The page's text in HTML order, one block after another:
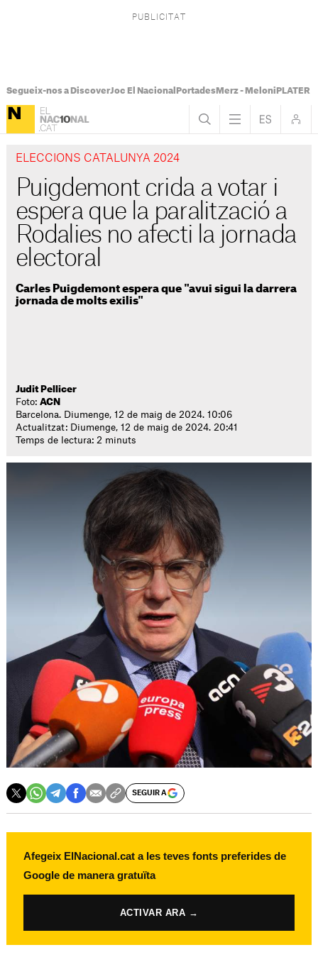
Segueix-nos a DiscoverJoc El Nacional PortadesMerz - Meloni PLATER
ELECCIONS CATALUNYA 2024
Puigdemont crida a votar i
espera que la paralització a
Rodalies no afecti la jornada
electoral
Carles Puigdemont espera que "avui sigui la darrera
jornada de molts exilis"
Judit Pellicer
Foto:ACN
Barcelona. Diumenge, 12 de maig de 2024. 10:06
Actualitzat: Diumenge, 12 de maig de 2024. 20:41
Temps de lectura: 2 minuts
SEGUIR A
Afegeix ElNacional.cat a les teves fonts preferides de
Google de manera gratuïta
ACTIVAR ARA →